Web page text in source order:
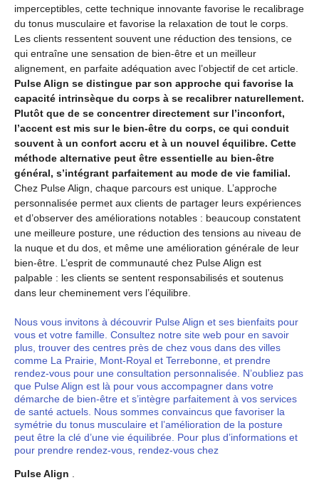
imperceptibles, cette technique innovante favorise le recalibrage
du tonus musculaire et favorise la relaxation de tout le corps.
Les clients ressentent souvent une réduction des tensions, ce
qui entraîne une sensation de bien-être et un meilleur
alignement, en parfaite adéquation avec l’objectif de cet article.
Pulse Align se distingue par son approche qui favorise la
capacité intrinsèque du corps à se recalibrer naturellement.
Plutôt que de se concentrer directement sur l’inconfort,
l’accent est mis sur le bien-être du corps, ce qui conduit
souvent à un confort accru et à un nouvel équilibre. Cette
méthode alternative peut être essentielle au bien-être
général, s’intégrant parfaitement au mode de vie familial.
Chez Pulse Align, chaque parcours est unique. L’approche
personnalisée permet aux clients de partager leurs expériences
et d’observer des améliorations notables : beaucoup constatent
une meilleure posture, une réduction des tensions au niveau de
la nuque et du dos, et même une amélioration générale de leur
bien-être. L’esprit de communauté chez Pulse Align est
palpable : les clients se sentent responsabilisés et soutenus
dans leur cheminement vers l’équilibre.
Nous vous invitons à découvrir Pulse Align et ses bienfaits pour
vous et votre famille. Consultez notre site web pour en savoir
plus, trouver des centres près de chez vous dans des villes
comme La Prairie, Mont-Royal et Terrebonne, et prendre
rendez-vous pour une consultation personnalisée. N’oubliez pas
que Pulse Align est là pour vous accompagner dans votre
démarche de bien-être et s’intègre parfaitement à vos services
de santé actuels. Nous sommes convaincus que favoriser la
symétrie du tonus musculaire et l’amélioration de la posture
peut être la clé d’une vie équilibrée. Pour plus d’informations et
pour prendre rendez-vous, rendez-vous chez
Pulse Align